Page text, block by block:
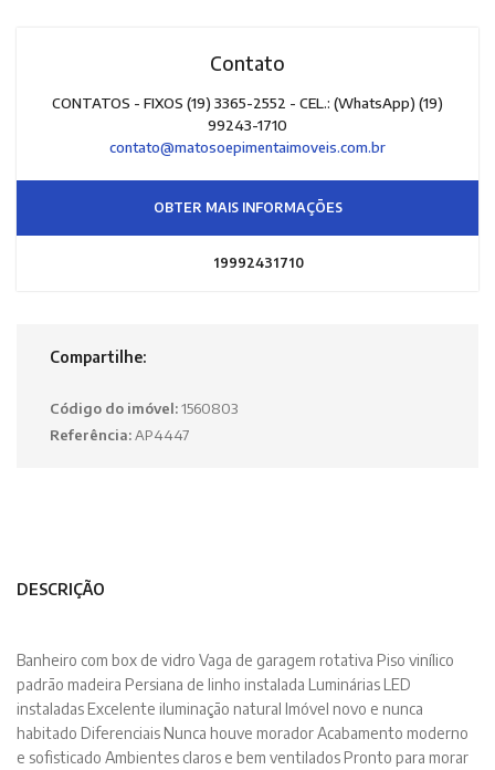
Contato
CONTATOS - FIXOS (19) 3365-2552 - CEL.: (WhatsApp) (19)
99243-1710
contato@matosoepimentaimoveis.com.br
OBTER MAIS INFORMAÇÕES
19992431710
Compartilhe:
Código do imóvel:1560803
Referência:AP4447
DESCRIÇÃO
Banheiro com box de vidro Vaga de garagem rotativa Piso vinílico
padrão madeira Persiana de linho instalada Luminárias LED
instaladas Excelente iluminação natural Imóvel novo e nunca
habitado Diferenciais Nunca houve morador Acabamento moderno
e sofisticado Ambientes claros e bem ventilados Pronto para morar